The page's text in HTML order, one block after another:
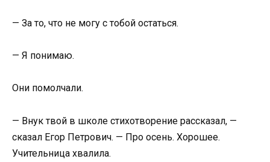
— За то, что не могу с тобой остаться.
— Я понимаю.
Они помолчали.
— Внук твой в школе стихотворение рассказал, —
сказал Егор Петрович. — Про осень. Хорошее.
Учительница хвалила.